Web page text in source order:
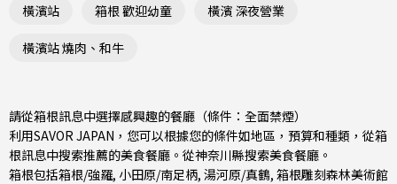
橫濱站 箱根 歡迎幼童 橫濱 深夜營業
橫濱站 燒肉、和牛
請從箱根訊息中選擇感興趣的餐廳（條件：全面禁煙）
利用SAVOR JAPAN，您可以根據您的條件如地區，預算和種類，從箱
根訊息中搜索推薦的美食餐廳。從神奈川縣搜索美食餐廳。
箱根包括箱根/強羅, 小田原/南足柄, 湯河原/真鶴, 箱根雕刻森林美術館